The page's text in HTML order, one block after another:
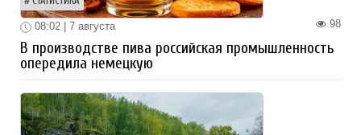
98
08:02 | 7 августа
В производстве пива российская промышленность
опередила немецкую